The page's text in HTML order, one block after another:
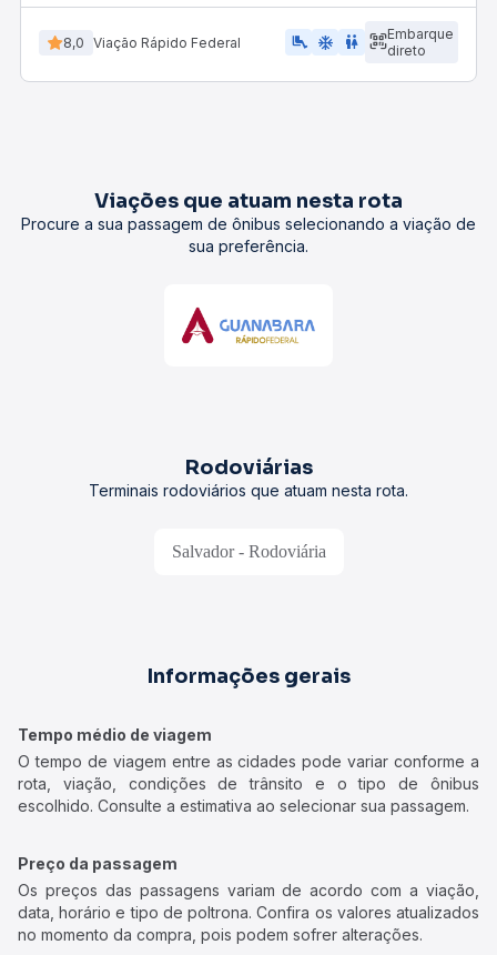
8,0 Viação Rápido Federal airline_seat_legroom_extra ac_unit wc
Embarque
direto
Viações que atuam nesta rota
Procure a sua passagem de ônibus selecionando a viação de
sua preferência.
Rodoviárias
Terminais rodoviários que atuam nesta rota.
Salvador - Rodoviária
Informações gerais
Tempo médio de viagem
O tempo de viagem entre as cidades pode variar conforme a
rota, viação, condições de trânsito e o tipo de ônibus
escolhido. Consulte a estimativa ao selecionar sua passagem.
Preço da passagem
Os preços das passagens variam de acordo com a viação,
data, horário e tipo de poltrona. Confira os valores atualizados
no momento da compra, pois podem sofrer alterações.